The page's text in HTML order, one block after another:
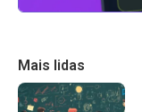
Mais lidas